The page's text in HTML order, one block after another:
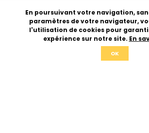
En poursuivant votre navigation,
paramètres de votre navigateur,
l'utilisation de cookies pour
expérience sur notre site. En
OK